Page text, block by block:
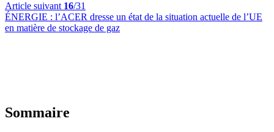
Article suivant 16/31
ÉNERGIE : l’ACER dresse un état de la situation actuelle de l’UE
en matière de stockage de gaz
Sommaire